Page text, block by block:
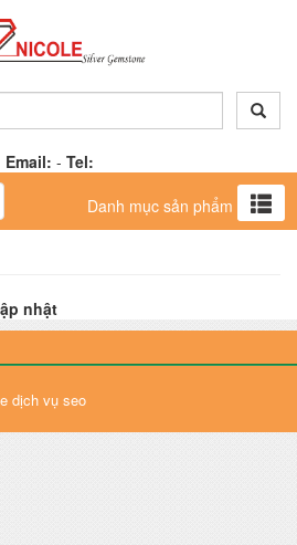
Email: - Tel:
Danh mục sản phẩm
nhật
dịch vụ seo